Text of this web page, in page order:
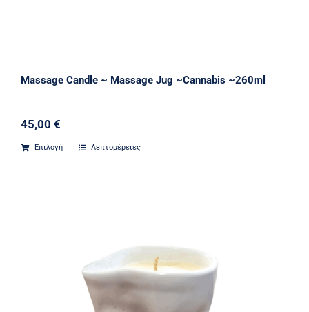
Massage Candle ~ Massage Jug ~Cannabis ~260ml
45,00 €
Επιλογή Λεπτομέρειες